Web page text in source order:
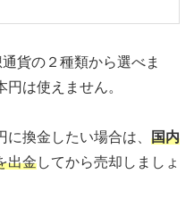
貨の２種類から選べま
は使えません。
換金したい場合は、 国内
出金してから売却しましょ